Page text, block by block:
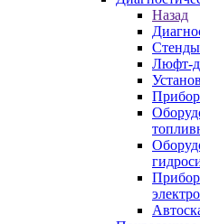
Назад
Люфт-